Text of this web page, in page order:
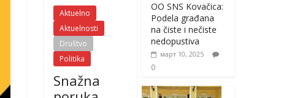
Aktuelno
Aktuelnosti
Društvo
Politika
Snažna
OO SNS Kovačica:
Podela građana
na čiste i nečiste
nedopustiva
март 10, 2025
0